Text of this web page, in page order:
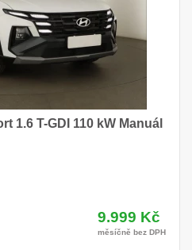
1.6 T-GDI 110 kW Manuál
9.999 Kč
měsíčně bez DPH